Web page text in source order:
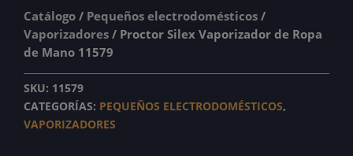
Catálogo / Pequeños electrodomésticos /
Vaporizadores / Proctor Silex Vaporizador de Ropa
de Mano 11579
SKU: 11579
CATEGORÍAS: PEQUEÑOS ELECTRODOMÉSTICOS,
VAPORIZADORES